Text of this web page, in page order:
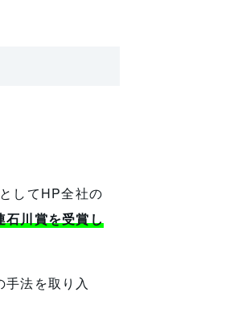
してHP全社の
石川賞を受賞し
法を取り入